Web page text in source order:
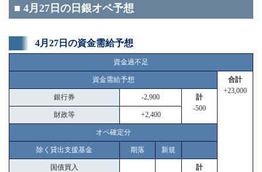
■ 4月27日の日銀オペ予想
4月27日の資金需給予想
資金過不足
資金需給予想
合計
+23,000
銀行券 -2,900
計
-500
財政等 +2,400
オペ確定分
除く貸出支援基金 期落 新規
国債買入
計